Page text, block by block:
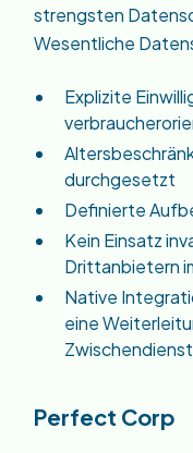
strengsten
Wesentliche
Explizite
durchgesetzt
Definierte
Kein Einsatz
Drittanbietern
Native
eine
Perfect Corp